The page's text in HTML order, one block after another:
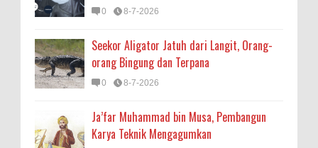
0 8-7-2026
Seekor Aligator Jatuh dari Langit, Orang-
orang Bingung dan Terpana
0 8-7-2026
Ja’far Muhammad bin Musa, Pembangun
Karya Teknik Mengagumkan